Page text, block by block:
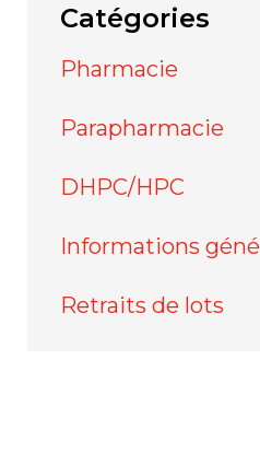
Catégories
Pharmacie
Parapharmacie
DHPC/HPC
Informations
Retraits de lots